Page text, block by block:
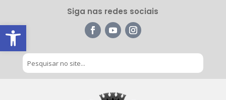
Barra de Ferramentas Aberta
Siga nas redes sociais